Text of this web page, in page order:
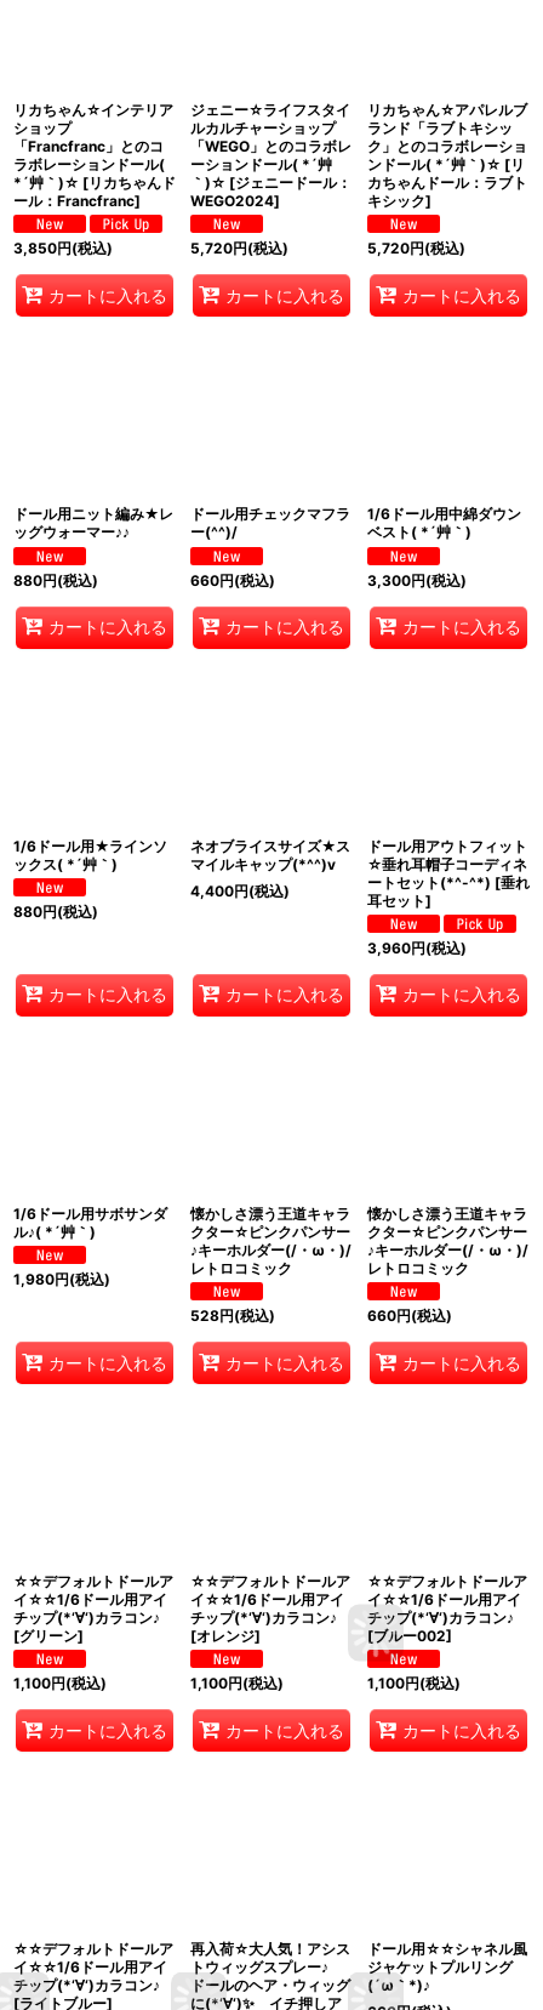
リカちゃん☆インテリア
ショップ
「Francfranc」とのコ
ラボレーションドール(
*´艸｀)☆ [リカちゃんド
ール：Francfranc]
3,850円(税込)
カートに入れる
ジェニー☆ライフスタイ
ルカルチャーショップ
「WEGO」とのコラボレ
ーションドール( *´艸
｀)☆ [ジェニードール：
WEGO2024]
5,720円(税込)
カートに入れる
リカちゃん☆アパレルブ
ランド「ラブトキシッ
ク」とのコラボレーショ
ンドール( *´艸｀)☆ [リ
カちゃんドール：ラブト
キシック]
5,720円(税込)
カートに入れる
ドール用ニット編み★レ
ッグウォーマー♪♪
880円(税込)
カートに入れる
ドール用チェックマフラ
ー(^^)/
660円(税込)
カートに入れる
1/6ドール用中綿ダウン
ベスト( *´艸｀)
3,300円(税込)
カートに入れる
1/6ドール用★ラインソ
ックス( *´艸｀)
880円(税込)
カートに入れる
ネオブライスサイズ★ス
マイルキャップ(*^^)v
4,400円(税込)
カートに入れる
ドール用アウトフィット
☆垂れ耳帽子コーディネ
ートセット(*^-^*) [垂れ
耳セット]
3,960円(税込)
カートに入れる
1/6ドール用サボサンダ
ル♪( *´艸｀)
1,980円(税込)
カートに入れる
懐かしさ漂う王道キャラ
クター☆ピンクパンサー
♪キーホルダー(/・ω・)/
レトロコミック
528円(税込)
カートに入れる
懐かしさ漂う王道キャラ
クター☆ピンクパンサー
♪キーホルダー(/・ω・)/
レトロコミック
660円(税込)
カートに入れる
☆☆デフォルトドールア
イ☆☆1/6ドール用アイ
チップ(*‘∀‘)カラコン♪
[グリーン]
1,100円(税込)
カートに入れる
☆☆デフォルトドールア
イ☆☆1/6ドール用アイ
チップ(*‘∀‘)カラコン♪
[オレンジ]
1,100円(税込)
カートに入れる
☆☆デフォルトドールア
イ☆☆1/6ドール用アイ
チップ(*‘∀‘)カラコン♪
[ブルー002]
1,100円(税込)
カートに入れる
☆☆デフォルトドールア
イ☆☆1/6ドール用アイ
チップ(*‘∀‘)カラコン♪
[ライトブルー]
再入荷☆大人気！アシス
トウィッグスプレー♪
ドールのヘア・ウィッグ
に(*‘∀‘)✨ イチ押しア
ドール用☆☆シャネル風
ジャケットプルリング
(´ω｀*)♪